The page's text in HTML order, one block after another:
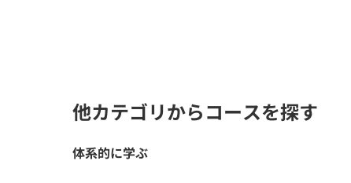
他カテゴリからコースを探す
体系的に学ぶ